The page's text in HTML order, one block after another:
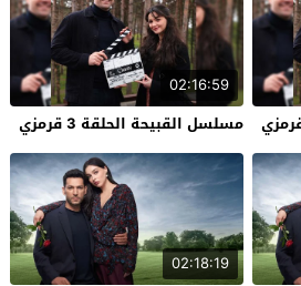
02:16:59
مسلسل القبيحة الحلقة 3 قرمزي
02:18:19